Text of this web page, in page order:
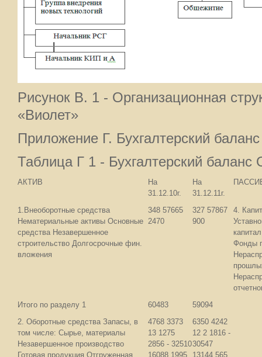
Рисунок В. 1 - Организационная
«Виолет»
Приложение Г. Бухгалтерский
Таблица Г 1 - Бухгалтерский
АКТИВ
На
31.12.10г.
На
31.12.11г.
1.Внеоборотные средства
Нематериальные активы Основные
средства Незавершенное
строительство Долгосрочные фин.
вложения
348 57665
2470
327 57867
900
4.
Фонды
Итого по разделу 1
60483
59094
2. Оборотные средства Запасы, в
том числе: Сырье, материалы
Незавершенное производство
Готовая продукция Отгруженная
4768 3373
13 1275
2856 - 32510
16088 1995
6350 4242
12 2 1816 -
30547
13144 565